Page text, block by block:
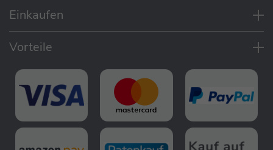
Fußbrett und einen Bauchbügel integriert. Die
wendbare, zweifarbige Sitzeinlage ist
macht.
Einkaufen
Vorteile